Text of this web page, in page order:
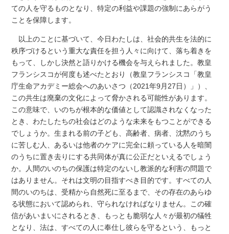
ての人を守るものとなり、特定の利益や課題の強制にあらがう
ことを保障します。
以上のことに基づいて、今日わたしは、社会的共生を法的に
秩序づけるという重大な責任を担う人々に向けて、落ち着きを
もって、しかし決然と語りかける機会を与えられました。教皇
フランシスコが何度も述べたとおり（教皇フランシスコ「教皇
庁生命アカデミー総会へのあいさつ（2021年9月27日）」）、
この共生は廃棄の文化によって脅かされる可能性があります。
この意味で、いのちが根本的な価値として認識されなくなった
とき、わたしたちの社会はどのような未来をもつことができる
でしょうか。生まれる前の子ども、高齢者、病者、沈黙のうち
に苦しむ人、あるいは他者のケアに完全に頼っている人を暗闇
のうちに置き去りにする共同体が真に公正だといえるでしょう
か。人間のいのちの保護は特定のないし教派的な利害の問題で
はありません。それは文明の目指すべき目的です。すべての人
間のいのちは、受精から自然死に至るまで、その存在のあらゆ
る状態において認められ、守られなければなりません。この確
信があいまいにされるとき、もっとも脆弱な人々が最初の犠牲
となり、法は、すべての人に奉仕し彼らを守るという、もっと